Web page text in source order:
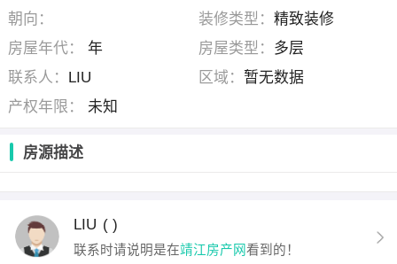
朝向：
装修类型： 精致装修
房屋年代：
年 房屋类型： 多层
联系人： LIU 区域： 暂无数据
产权年限：
未知
房源描述
LIU ( )
联系时请说明是在靖江房产网看到的！